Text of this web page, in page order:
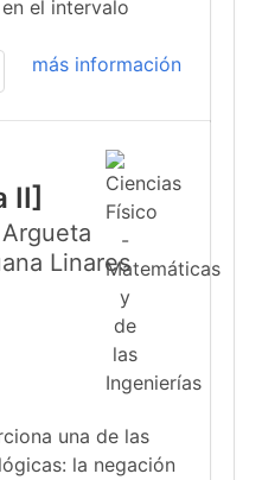
el intervalo
más información
II]
Linares
una de las
la negación